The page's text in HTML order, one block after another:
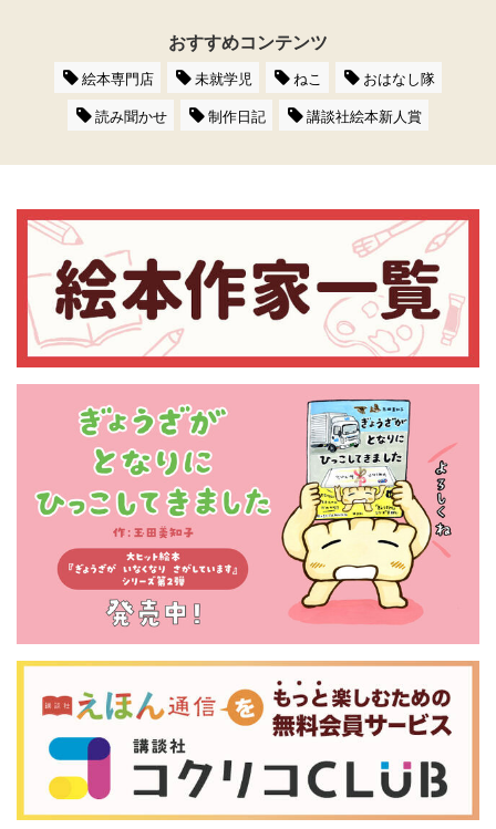
おすすめコンテンツ
絵本専門店 未就学児 ねこ
おはなし隊
読み聞かせ
制作日記 講談社絵本新人賞